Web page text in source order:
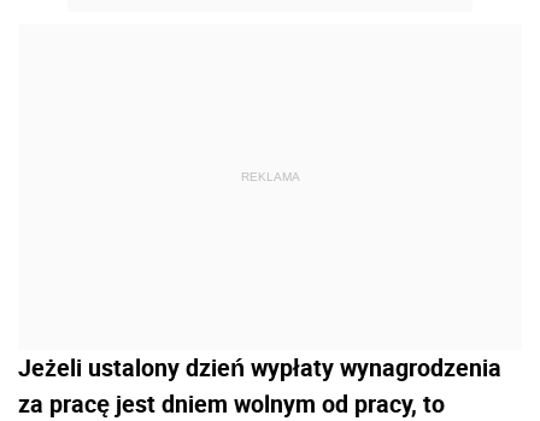
REKLAMA
Jeżeli ustalony dzień wypłaty wynagrodzenia
za pracę jest dniem wolnym od pracy, to